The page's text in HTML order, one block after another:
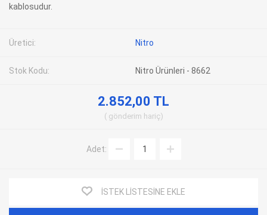
kablosudur.
Üretici: Nitro
Stok Kodu: Nitro Ürünleri - 8662
2.852,00 TL
gönderim hariç
Adet:
İSTEK LISTESINE EKLE